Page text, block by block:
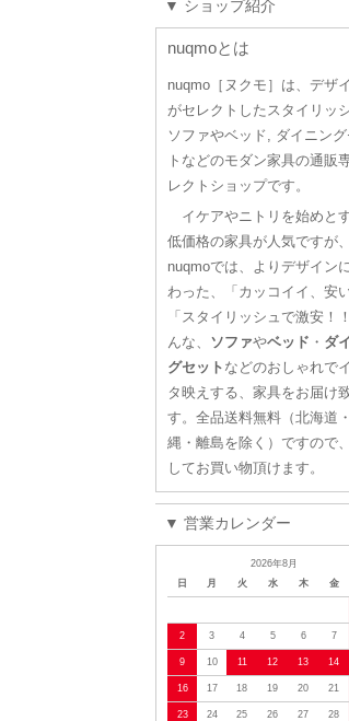
▼ ショップ紹介
nuqmoとは
nuqmo［ヌクモ］は、デザ
がセレクトしたスタイリッ
ソファやベッド, ダイニング
トなどのモダン家具の通販
レクトショップです。
イケアやニトリを始めとす
低価格の家具が人気ですが、
nuqmoでは、よりデザイン
わった、「カッコイイ、安い
「スタイリッシュで激安！
んな、 ソファやベッド ・ ダ
グセット などのおしゃれで
タ映えする、家具をお届け
す。全品送料無料（北海道
縄・離島を除く）ですので
してお買い物頂けます。
▼ 営業カレンダー
2026年8月
日
月 火 水 木 金
2 3 4 5 6 7
9 10 11 12 13 14
16 17 18 19 20 21
23 24 25 26 27 28